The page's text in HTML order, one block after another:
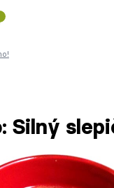
Silný